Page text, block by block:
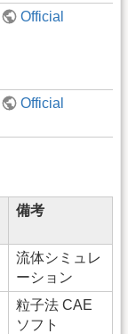
Official
Official
備考
流体シミュレ
ーション
粒子法 CAE
ソフト